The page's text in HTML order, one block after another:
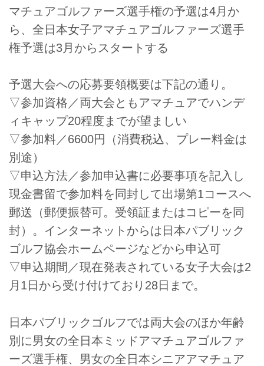
マチュアゴルファーズ選手権の予選は4月か
ら、全日本女子アマチュアゴルファーズ選手
権予選は3月からスタートする
予選大会への応募要領概要は下記の通り。
▽参加資格／両大会ともアマチュアでハンデ
ィキャップ20程度までが望ましい
▽参加料／6600円（消費税込、プレー料金は
別途）
▽申込方法／参加申込書に必要事項を記入し
現金書留で参加料を同封して出場第1コースへ
郵送（郵便振替可。受領証またはコピーを同
封）。インターネットからは日本パブリック
ゴルフ協会ホームページなどから申込可
▽申込期間／現在発表されている女子大会は2
月1日から受け付けており28日まで。
日本パブリックゴルフでは両大会のほか年齢
別に男女の全日本ミッドアマチュアゴルファ
ーズ選手権、男女の全日本シニアアマチュア